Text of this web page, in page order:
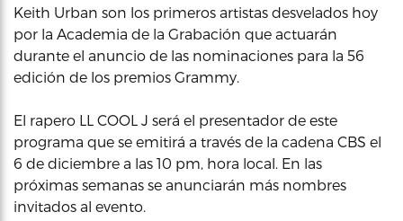
Keith Urban son los primeros artistas desvelados hoy
por la Academia de la Grabación que actuarán
durante el anuncio de las nominaciones para la 56
edición de los premios Grammy.
El rapero LL COOL J será el presentador de este
programa que se emitirá a través de la cadena CBS el
6 de diciembre a las 10 pm, hora local. En las
próximas semanas se anunciarán más nombres
invitados al evento.